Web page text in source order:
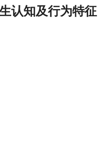
认知及行为特征